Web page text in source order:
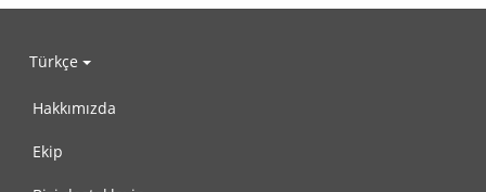
Türkçe
Hakkımızda
Ekip